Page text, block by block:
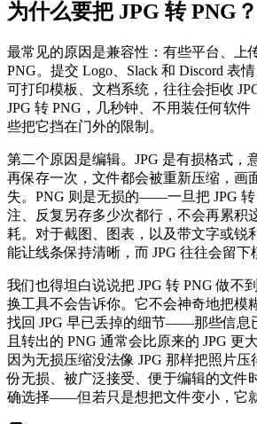
为什么要把 JPG 转 PNG？
最常见的原因是兼容性：有些平台、上
PNG。提交 Logo、Slack 和 Discord 表
可打印模板、文档系统，往往会拒收
JPG 转 PNG，几秒钟、不用装任何软
些把它挡在门外的限制。
第二个原因是编辑。JPG 是有损格式，
再保存一次，文件都会被重新压缩，画
失。PNG 则是无损的——一旦把 JPG
注、反复另存多少次都行，不会再累积
耗。对于截图、图表，以及带文字或锐
能让线条保持清晰，而 JPG 往往会留下
我们也得坦白说说把 JPG 转 PNG 做不
换工具不会告诉你。它不会神奇地把模
找回 JPG 早已丢掉的细节——那些信息
且转出的 PNG 通常会比原来的 JPG 更
因为无损压缩没法像 JPG 那样把照片
份无损、被广泛接受、便于编辑的文件
确选择——但若只是想把文件变小，它